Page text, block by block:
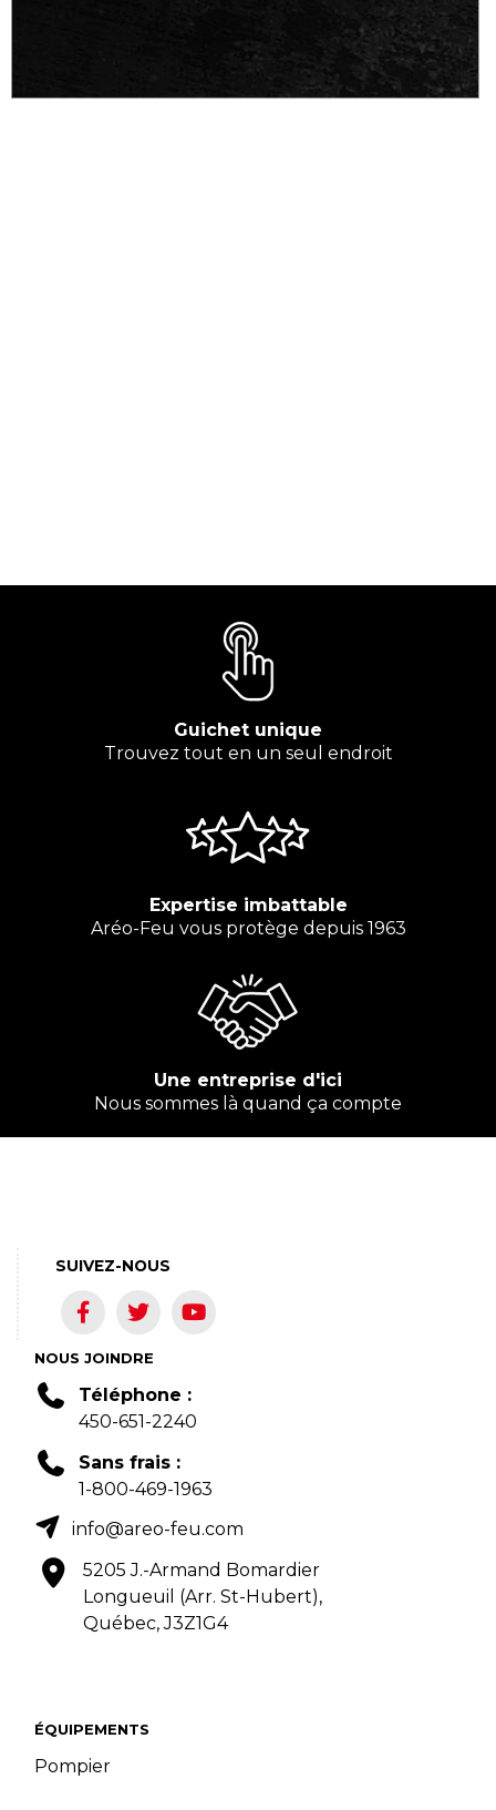
Guichet unique
Trouvez tout en un seul endroit
Expertise imbattable
Aréo-Feu vous protège depuis 1963
Une entreprise d'ici
Nous sommes là quand ça compte
ÉQUIPEMENTS
Pompier
NOUS JOINDRE
Téléphone :
450-651-2240
Sans frais :
1-800-469-1963
info@areo-feu.com
5205 J.-Armand Bomardier
Longueuil (Arr. St-Hubert),
Québec, J3Z1G4
SUIVEZ-NOUS